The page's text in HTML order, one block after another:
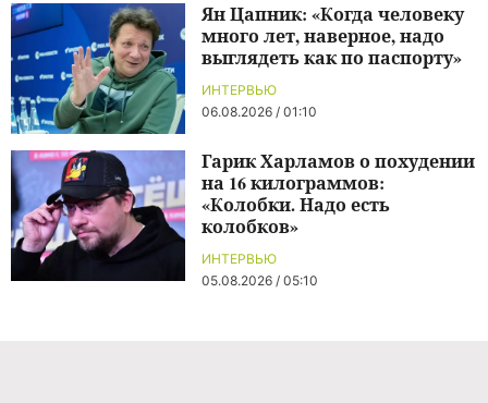
ИНТЕРВЬЮ
06.08.2026 / 01:10
Ян Цапник: «Когда человеку
много лет, наверное, надо
выглядеть как по паспорту»
ИНТЕРВЬЮ
05.08.2026 / 05:10
Гарик Харламов о похудении
на 16 килограммов:
«Колобки. Надо есть
колобков»